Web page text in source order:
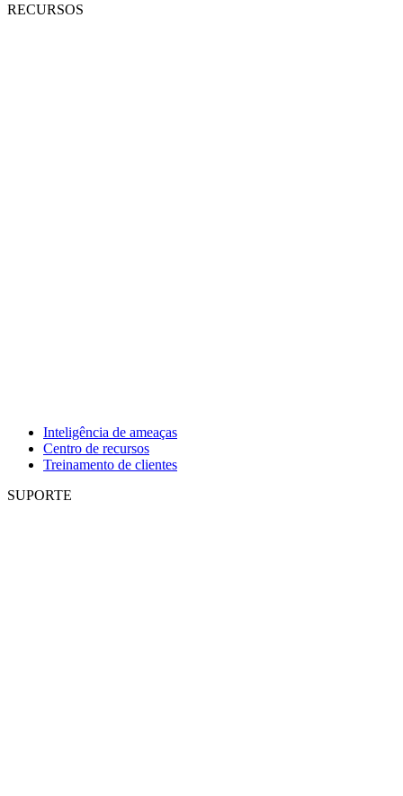
RECURSOS
Inteligência de ameaças
Centro de recursos
Treinamento de clientes
SUPORTE